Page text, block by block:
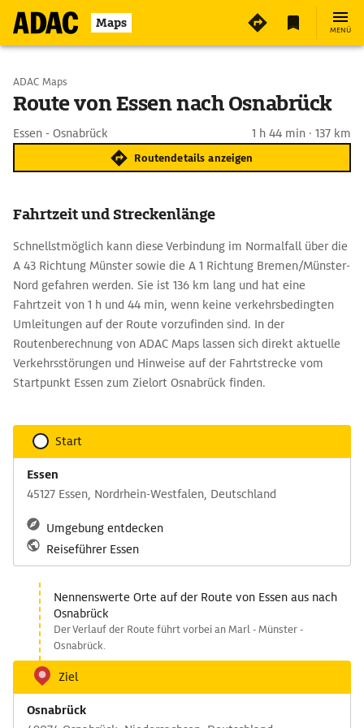
Maps MENÜ
Start wählen
ADAC Maps
Route von Essen nach Osnabrück
Essen - Osnabrück 1 h 44 min · 137 km
Routendetails anzeigen
Fahrtzeit und Streckenlänge
Schnellstmöglich kann diese Verbindung im Normalfall über die
A 43 Richtung Münster sowie die A 1 Richtung Bremen/Münster-
Nord gefahren werden. Sie ist 136 km lang und hat eine
Fahrtzeit von 1 h und 44 min, wenn keine verkehrsbedingten
Umleitungen auf der Route vorzufinden sind. In der
Routenberechnung von ADAC Maps lassen sich direkt aktuelle
Verkehrsstörungen und Hinweise auf der Fahrtstrecke vom
Startpunkt Essen zum Zielort Osnabrück finden.
Start
Essen
45127 Essen, Nordrhein-Westfalen, Deutschland
Umgebung entdecken
Reiseführer Essen
Nennenswerte Orte auf der Route von Essen aus nach
Osnabrück
Der Verlauf der Route führt vorbei an Marl - Münster -
Osnabrück.
Ziel
Osnabrück